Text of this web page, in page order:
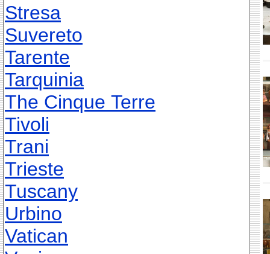
Stresa
Suvereto
Tarente
Tarquinia
The Cinque Terre
Tivoli
Trani
Trieste
Tuscany
Urbino
Vatican